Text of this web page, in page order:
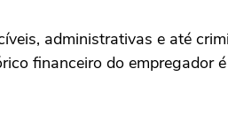
administrativas e até
financeiro do empregador